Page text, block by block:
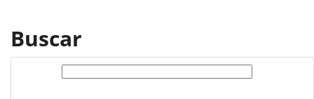
Buscar